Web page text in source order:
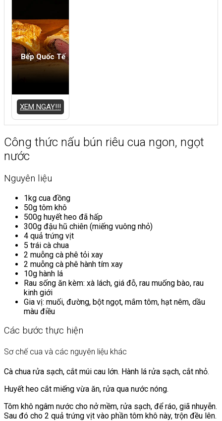
Bếp Quốc Tế
XEM NGAY!!!
Công thức nấu bún riêu cua ngon, ngọt
nước
Nguyên liệu
1kg cua đồng
50g tôm khô
500g huyết heo đã hấp
300g đậu hũ chiên (miếng vuông nhỏ)
4 quả trứng vịt
5 trái cà chua
2 muỗng cà phê tỏi xay
2 muỗng cà phê hành tím xay
10g hành lá
Rau sống ăn kèm: xà lách, giá đỗ, rau muống bào, rau
kinh giới
Gia vị: muối, đường, bột ngọt, mắm tôm, hạt nêm, dầu
màu điều
Các bước thực hiện
Sơ chế cua và các nguyên liệu khác
Cà chua rửa sạch, cắt múi cau lớn. Hành lá rửa sạch, cắt nhỏ.
Huyết heo cắt miếng vừa ăn, rửa qua nước nóng.
Tôm khô ngâm nước cho nở mềm, rửa sạch, để ráo, giã nhuyễn.
Sau đó cho 2 quả trứng vịt vào phần tôm khô này, trộn đều lên.